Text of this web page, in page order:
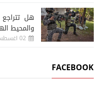
هل
والمحيط
02 اغسطس, 2026
FACEBOOK